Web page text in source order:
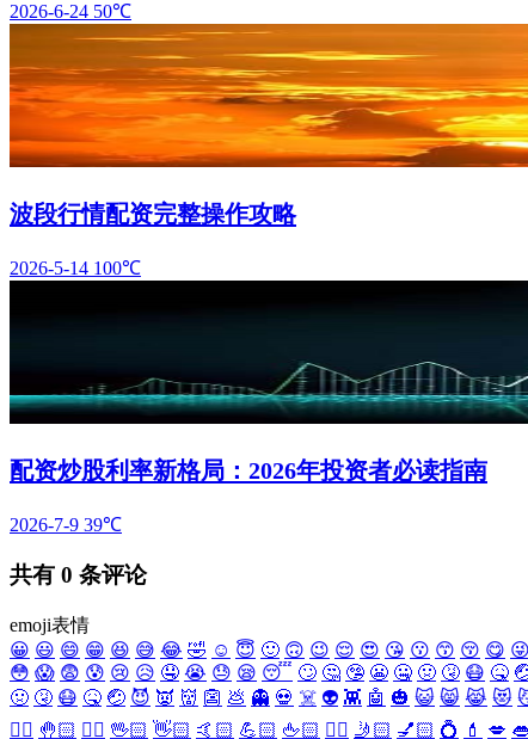
2026-6-24 50℃
波段行情配资完整操作攻略
2026-5-14 100℃
配资炒股利率新格局：2026年投资者必读指南
2026-7-9 39℃
共有 0 条评论
emoji表情
😀 😃 😄 😁 😆 😅 😂 🤣 ☺️ 😇 🙂 🙃 😉 😌 😍 😘 😗 😙 😚 😋 😜
😳 😱 😨 😰 😢 😥 🤤 😭 😓 😪 😴 🙄 🤔 🤥 😬 🤐 🤢 🤧 😷 🤒
🤢 🤧 😷 🤒 🤕 😈 👿 👹 👺 💩 👻 💀 ☠️ 👽 👾 🤖 🎃 😺 😸 😹 😻
✋🏻 🤚🏻 🖐🏻 🖖🏻 👋🏻 🤙🏻 💪🏻 🖕🏻 ✍🏻 🤳🏻 💅🏻 💍 💄 💋